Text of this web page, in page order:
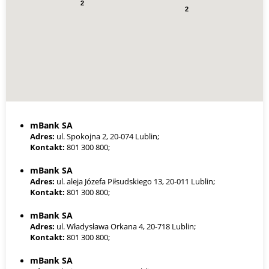
finansowania nawet na kwoty powyżej 1 mln zł, szczególnie w
oprocentowanie wyższe.
mBank SA
Adres: ul. Spokojna 2, 20-074 Lublin;
Kontakt: 801 300 800;
mBank SA
Adres: ul. aleja Józefa Piłsudskiego 13, 20-011 Lublin;
Kontakt: 801 300 800;
mBank SA
Adres: ul. Władysława Orkana 4, 20-718 Lublin;
Kontakt: 801 300 800;
mBank SA
2
2